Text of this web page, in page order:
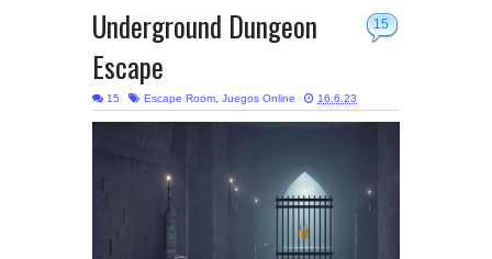
15
Underground Dungeon
Escape
15 Escape Room, Juegos Online 16.6.23